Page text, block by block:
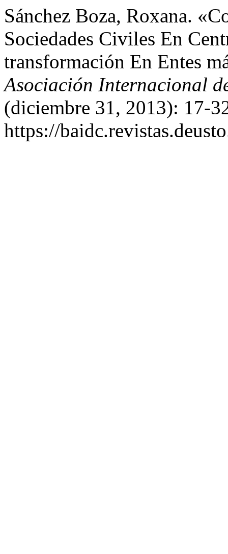
Sánchez Boza, Roxana.
Sociedades Civiles En
transformación En Entes
Asociación Internacional
(diciembre 31, 2013): 17-
https://